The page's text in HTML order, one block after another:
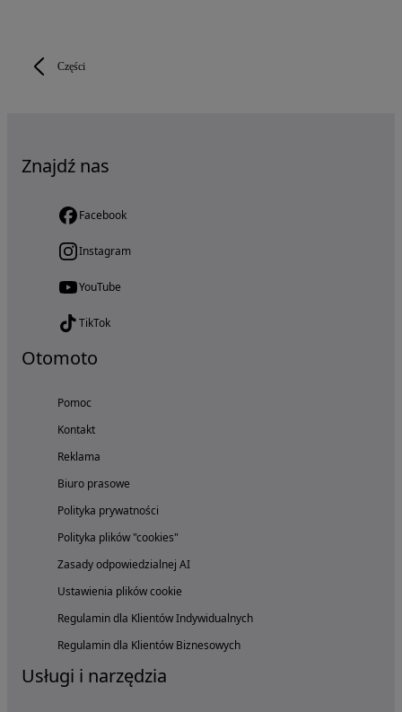
Części
Znajdź nas
Facebook
Instagram
YouTube
TikTok
Otomoto
Pomoc
Kontakt
Reklama
Biuro prasowe
Polityka prywatności
Polityka plików "cookies"
Zasady odpowiedzialnej AI
Ustawienia plików cookie
Regulamin dla Klientów Indywidualnych
Regulamin dla Klientów Biznesowych
Usługi i narzędzia